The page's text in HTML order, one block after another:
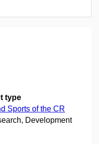
type
Sports of the CR
Development